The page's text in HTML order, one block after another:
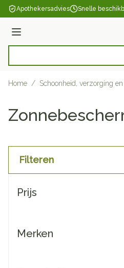
Ga naar de inhoud
Apothekersadvies Snelle
Menu
Home / Schoonheid, verzorging
Filteren
Prijs
Merken